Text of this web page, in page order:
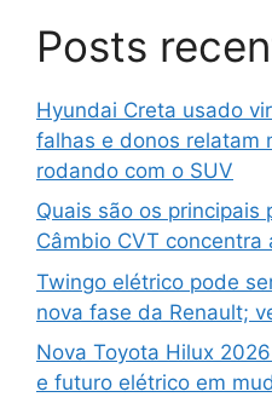
Posts
Hyundai Creta usado
falhas e donos relatam
rodando com o SUV
Quais são os principais
Câmbio CVT concentra
Twingo elétrico pode
nova fase da Renault;
Nova Toyota Hilux
e futuro elétrico em